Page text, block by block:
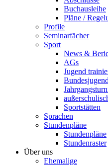
Buchausleihe
Pläne /
Profile
Seminarfächer
Sport
News &
AGs
Jugend
Sportstätten
Sprachen
Stundenpläne
Stundenpläne
Stundenraster
Über uns
Ehemalige